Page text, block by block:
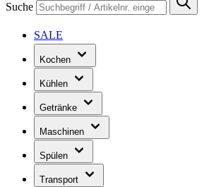
Suche
SALE
Kochen
Kühlen
Getränke
Maschinen
Spülen
Transport